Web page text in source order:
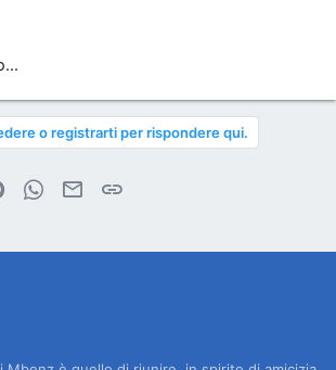
o registrarti per rispondere qui.
PinterestWhatsApp
Email